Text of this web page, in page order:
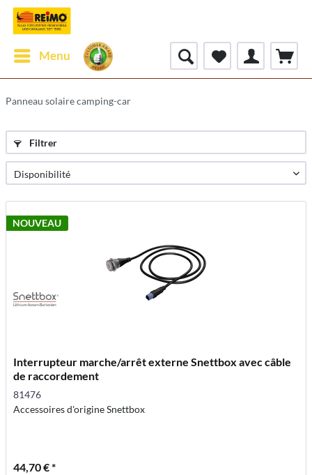
Menu
Panneau solaire camping-car
Filtrer
NOUVEAU
Interrupteur marche/arrêt externe Snettbox avec câble
de raccordement
81476
Accessoires d'origine Snettbox
44,70 € *